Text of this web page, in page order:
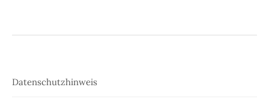
Datenschutzhinweis